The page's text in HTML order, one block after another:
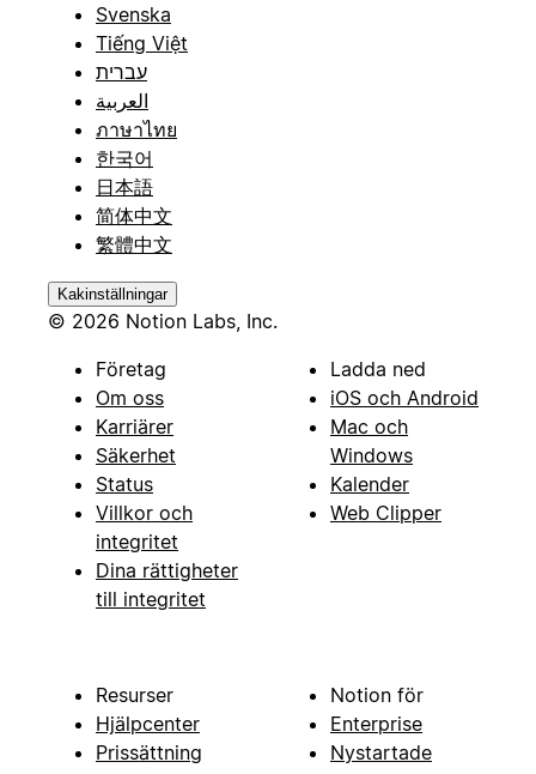
Svenska
Tiếng Việt
עברית
العربية
ภาษาไทย
한국어
日本語
简体中文
繁體中文
Kakinställningar
© 2026 Notion Labs, Inc.
Företag
Om oss
Karriärer
Säkerhet
Status
Villkor och
integritet
Dina rättigheter
till integritet
Ladda ned
iOS och Android
Mac och
Windows
Kalender
Web Clipper
Resurser
Hjälpcenter
Prissättning
Notion för
Enterprise
Nystartade